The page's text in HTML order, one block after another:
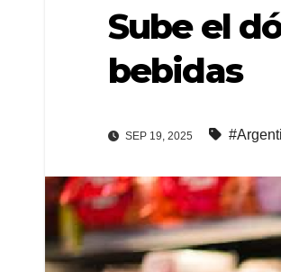
Sube el
bebidas
SEP 19, 2025